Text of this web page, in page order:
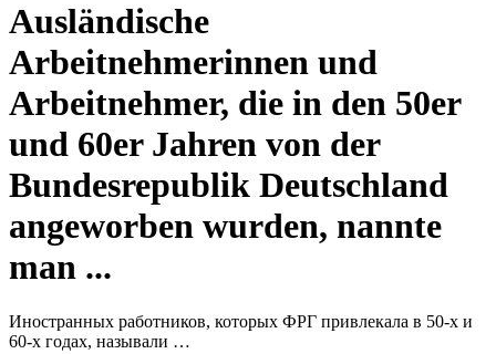
Ausländische
Arbeitnehmerinnen und
Arbeitnehmer, die in den 50er
und 60er Jahren von der
Bundesrepublik Deutschland
angeworben wurden, nannte
man ...
Иностранных работников, которых ФРГ привлекала в 50-х и
60-х годах, называли …